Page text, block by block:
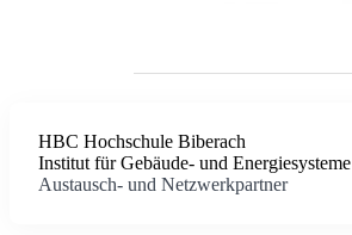
HBC Hochschule Biberach
Institut für Gebäude- und Energiesysteme
Austausch- und Netzwerkpartner